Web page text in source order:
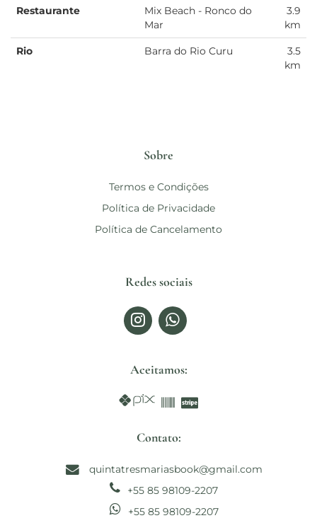
Restaurante
Mix Beach - Ronco do
Mar
3.9
km
Rio Barra do Rio Curu
3.5
km
Sobre
Termos e Condições
Política de Privacidade
Política de Cancelamento
Redes sociais
Aceitamos:
Contato:
quintatresmariasbook@gmail.com
+55 85 98109-2207
+55 85 98109-2207